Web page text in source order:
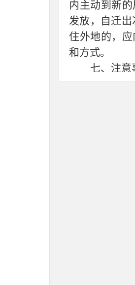
内主动到新
发放，自迁
住外地的，
和方式。
七、注意
请申请